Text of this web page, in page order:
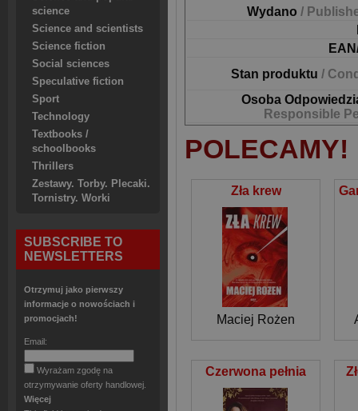
science
Science and scientists
Science fiction
Social sciences
Speculative fiction
Sport
Technology
Textbooks /
schoolbooks
Thrillers
Zestawy. Torby. Plecaki.
Tornistry. Worki
SUBSCRIBE TO
NEWSLETTERS
Otrzymuj jako pierwszy
informacje o nowościach i
promocjach!
Email:
Wyrażam zgodę na
otrzymywanie oferty handlowej.
Więcej
Wydano /
Stan produktu /
Osoba
Responsible
POLECAMY!
Zła krew
Maciej Rożen
Czerwona pełnia